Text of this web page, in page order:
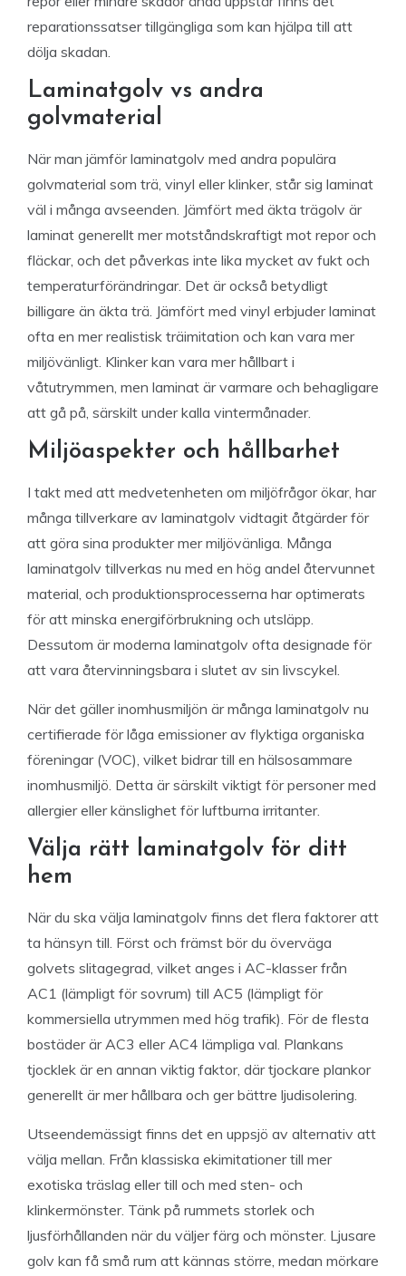
reparationssatser tillgängliga som kan hjälpa till att
dölja skadan.
Laminatgolv vs andra
golvmaterial
När man jämför laminatgolv med andra populära
golvmaterial som trä, vinyl eller klinker, står sig laminat
väl i många avseenden. Jämfört med äkta trägolv är
laminat generellt mer motståndskraftigt mot repor och
fläckar, och det påverkas inte lika mycket av fukt och
temperaturförändringar. Det är också betydligt
billigare än äkta trä. Jämfört med vinyl erbjuder laminat
ofta en mer realistisk träimitation och kan vara mer
miljövänligt. Klinker kan vara mer hållbart i
våtutrymmen, men laminat är varmare och behagligare
att gå på, särskilt under kalla vintermånader.
Miljöaspekter och hållbarhet
I takt med att medvetenheten om miljöfrågor ökar, har
många tillverkare av laminatgolv vidtagit åtgärder för
att göra sina produkter mer miljövänliga. Många
laminatgolv tillverkas nu med en hög andel återvunnet
material, och produktionsprocesserna har optimerats
för att minska energiförbrukning och utsläpp.
Dessutom är moderna laminatgolv ofta designade för
att vara återvinningsbara i slutet av sin livscykel.
När det gäller inomhusmiljön är många laminatgolv nu
certifierade för låga emissioner av flyktiga organiska
föreningar (VOC), vilket bidrar till en hälsosammare
inomhusmiljö. Detta är särskilt viktigt för personer med
allergier eller känslighet för luftburna irritanter.
Välja rätt laminatgolv för ditt
hem
När du ska välja laminatgolv finns det flera faktorer att
ta hänsyn till. Först och främst bör du överväga
golvets slitagegrad, vilket anges i AC-klasser från
AC1 (lämpligt för sovrum) till AC5 (lämpligt för
kommersiella utrymmen med hög trafik). För de flesta
bostäder är AC3 eller AC4 lämpliga val. Plankans
tjocklek är en annan viktig faktor, där tjockare plankor
generellt är mer hållbara och ger bättre ljudisolering.
Utseendemässigt finns det en uppsjö av alternativ att
välja mellan. Från klassiska ekimitationer till mer
exotiska träslag eller till och med sten- och
klinkermönster. Tänk på rummets storlek och
ljusförhållanden när du väljer färg och mönster. Ljusare
golv kan få små rum att kännas större, medan mörkare